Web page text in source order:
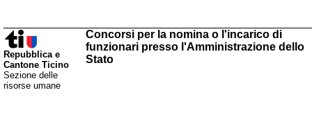
Repubblica e
Cantone Ticino
Sezione delle
risorse umane
Concorsi per la nomina o l'incarico di
funzionari presso l'Amministrazione dello
Stato